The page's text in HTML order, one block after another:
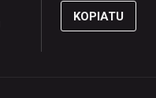
KOPIATU